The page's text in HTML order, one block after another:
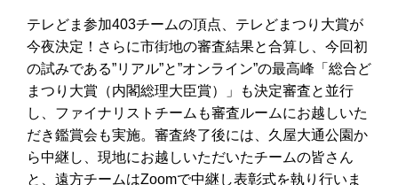
テレどま参加403チームの頂点、テレどまつり大賞が
今夜決定！さらに市街地の審査結果と合算し、今回初
の試みである”リアル”と”オンライン”の最高峰「総合ど
まつり大賞（内閣総理大臣賞）」も決定審査と並行
し、ファイナリストチームも審査ルームにお越しいた
だき鑑賞会も実施。審査終了後には、久屋大通公園か
ら中継し、現地にお越しいただいたチームの皆さん
と、遠方チームはZoomで中継し表彰式を執り行いま